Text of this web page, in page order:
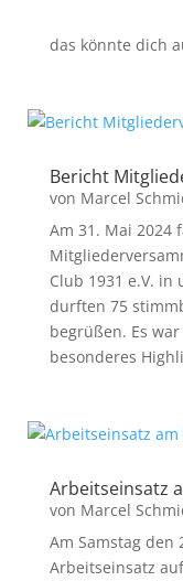
das könnte dich
Bericht
von Marcel
Am 31. Mai 2024
Club 1931 e.V.
durften 75
begrüßen. Es
besonderes
Arbeitseinsatz
von Marcel
Am Samstag den
Arbeitseinsatz